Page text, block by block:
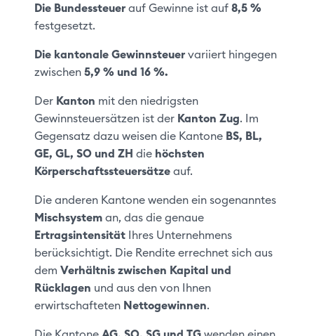
Die Bundessteuerauf Gewinne ist auf8,5 %
festgesetzt.
Die kantonale Gewinnsteuer variiert hingegen
zwischen5,9 % und 16 %.
Der Kanton mit den niedrigsten
Gewinnsteuersätzen ist der Kanton Zug. Im
Gegensatz dazu weisen die Kantone BS, BL,
GE, GL, SO und ZH die höchsten
Körperschaftssteuersätze auf.
Die anderen Kantone wenden ein sogenanntes
Mischsystem an, das die genaue
Ertragsintensität Ihres Unternehmens
berücksichtigt. Die Rendite errechnet sich aus
demVerhältnis zwischen Kapital und
Rücklagen und aus den von Ihnen
erwirtschafteten Nettogewinnen.